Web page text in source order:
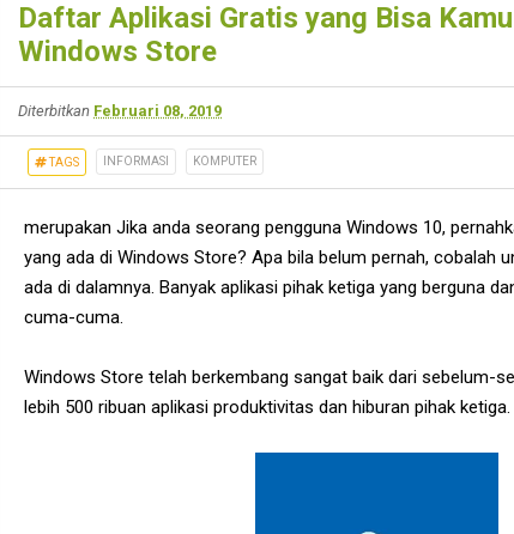
Daftar Aplikasi Gratis yang Bisa
Windows Store
Diterbitkan Februari 08, 2019
TAGS INFORMASI KOMPUTER
merupakan Jika anda seorang pengguna Windows 10,
yang ada di Windows Store? Apa bila belum pernah, cobalah
ada di dalamnya. Banyak aplikasi pihak ketiga yang berguna
cuma-cuma.
Windows Store telah berkembang sangat baik dari sebelum-
lebih 500 ribuan aplikasi produktivitas dan hiburan pihak ketiga.